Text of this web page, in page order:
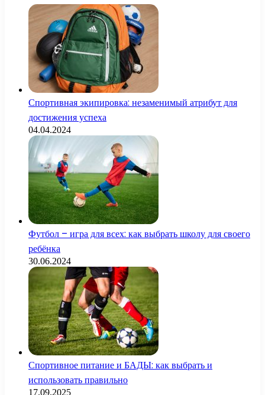
Спортивная экипировка: незаменимый атрибут для
достижения успеха
04.04.2024
Футбол – игра для всех: как выбрать школу для своего
ребёнка
30.06.2024
Спортивное питание и БАДЫ: как выбрать и
использовать правильно
17.09.2025